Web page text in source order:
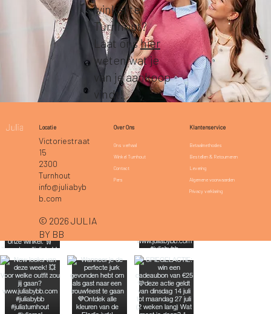
winkel te
Turnhout?
Laat onshier
weten wat je
van je aankoop
vindt!
Locatie
Victoriestraat
15
2300
Turnhout
info@juliabyb
b.com
© 2026 JULIA
BY BB
Over Ons
Ons verhaal
Winkel Turnhout
Contact
Pers
Klantenservice
Betaalmethodes
Bestellen & Retourneren
Levering
Algemene voorwaarden
Privacy verklaring